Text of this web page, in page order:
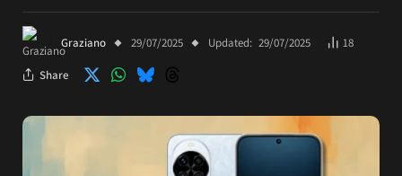
Graziano 29/07/2025 Updated: 29/07/2025 18
Share